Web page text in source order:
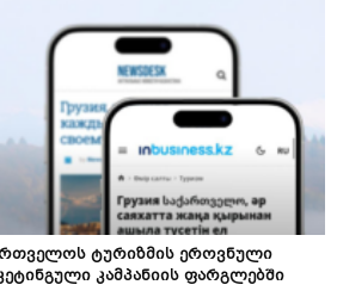
ტურიზმის ეროვნული
კამპანიის ფარგლებში